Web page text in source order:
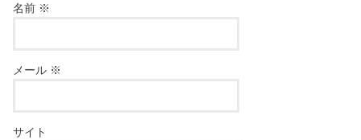
名前 ※
メール ※
サイト